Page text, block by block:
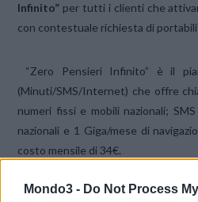
Mondo3 - Do Not Process
Infinito” per tutti i clienti che
con contestuale richiesta di
“Zero Pensieri Infinito” è il
(Minuti/SMS/Internet) che offre
numeri fissi e mobili nazionali;
nazionali e 1 Giga/mese di
costo mensile di 34€.
I MB di navigazione, validi